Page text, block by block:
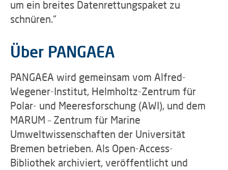
um ein breites Datenrettungspaket zu
schnüren.“
Über PANGAEA
PANGAEA wird gemeinsam vom Alfred-
Wegener-Institut, Helmholtz-Zentrum für
Polar- und Meeresforschung (AWI), und dem
MARUM – Zentrum für Marine
Umweltwissenschaften der Universität
Bremen betrieben. Als Open-Access-
Bibliothek archiviert, veröffentlicht und